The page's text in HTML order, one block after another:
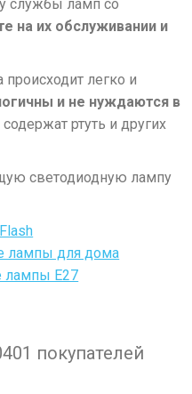
службы ламп со
на их обслуживании и
легко и
и не нуждаются в
содержат ртуть и других
светодиодную лампу
лампы для дома
лампы E27
покупателей